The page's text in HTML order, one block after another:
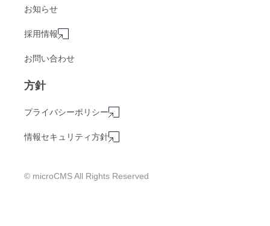
お知らせ
採用情報
お問い合わせ
方針
プライバシーポリシー
情報セキュリティ方針
© microCMS All Rights Reserved